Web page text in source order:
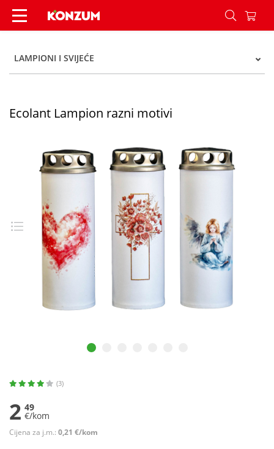
Ecolant Lampion razni motivi - Konzum
LAMPIONI I SVIJEĆE
Ecolant Lampion razni motivi
(3)
2 49
€/kom
Cijena za j.m.: 0,21 €/kom